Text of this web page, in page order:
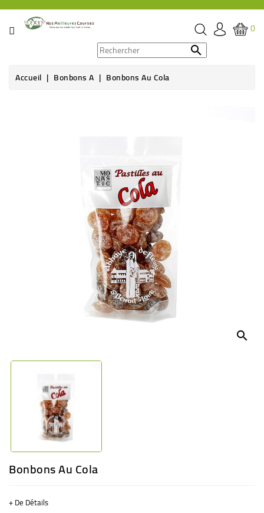
CATÉGORIE
ÉPICERIE
0

Accueil Bonbons A Bonbons Au Cola
search
Bonbons Au Cola
+ De Détails